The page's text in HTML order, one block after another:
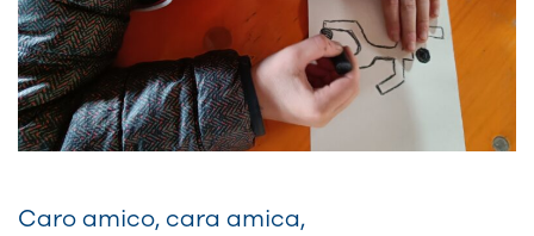
Caro amico, cara amica,